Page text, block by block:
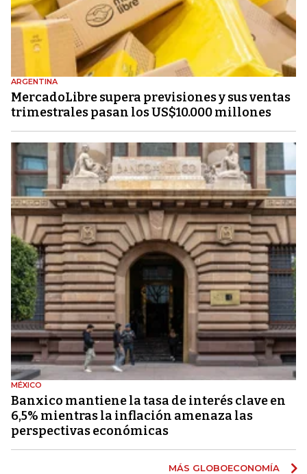
ARGENTINA
MercadoLibre supera previsiones y sus ventas
trimestrales pasan los US$10.000 millones
MÉXICO
Banxico mantiene la tasa de interés clave en
6,5% mientras la inflación amenaza las
perspectivas económicas
MÁS GLOBOECONOMÍA